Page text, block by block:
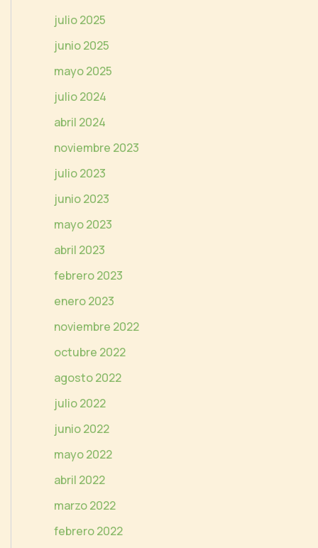
o
julio 2025
junio 2025
mayo 2025
julio 2024
abril 2024
noviembre 2023
julio 2023
junio 2023
mayo 2023
abril 2023
febrero 2023
enero 2023
noviembre 2022
octubre 2022
agosto 2022
julio 2022
junio 2022
mayo 2022
abril 2022
marzo 2022
febrero 2022